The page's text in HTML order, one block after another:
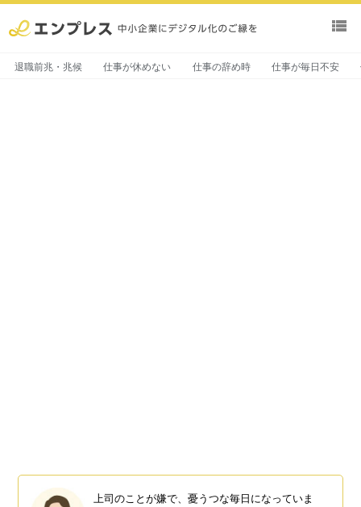
view_list
退職前兆・兆候 仕事が休めない 仕事の辞め時 仕事が毎日不安
上司のことが嫌で、憂うつな毎日になっていま